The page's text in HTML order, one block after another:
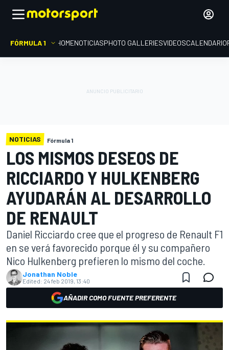
FÓRMULA 1 HOMENOTICIASPHOTO GALLERIESVIDEOSCALENDARIO
NOTICIAS Fórmula 1
LOS MISMOS DESEOS DE
RICCIARDO Y HULKENBERG
AYUDARÁN AL DESARROLLO
DE RENAULT
Daniel Ricciardo cree que el progreso de Renault F1
en se verá favorecido porque él y su compañero
Nico Hulkenberg prefieren lo mismo del coche.
Jonathan Noble
Edited: 24 feb 2019, 13:40
AÑADIR COMO FUENTE PREFERENTE